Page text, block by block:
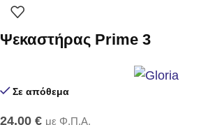
Ψεκαστήρας Prime 3
Σε απόθεμα
24,00 € με Φ.Π.Α.